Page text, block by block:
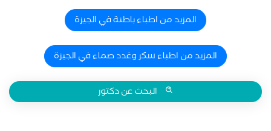
المزيد من اطباء باطنة في الجيزة
المزيد من اطباء سكر وغدد صماء في الجيزة
البحث عن دكتور